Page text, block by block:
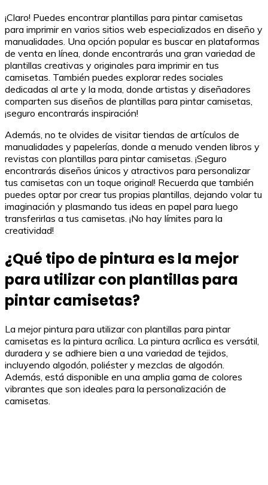
¡Claro! Puedes encontrar plantillas para pintar camisetas
para imprimir en varios sitios web especializados en diseño y
manualidades. Una opción popular es buscar en plataformas
de venta en línea, donde encontrarás una gran variedad de
plantillas creativas y originales para imprimir en tus
camisetas. También puedes explorar redes sociales
dedicadas al arte y la moda, donde artistas y diseñadores
comparten sus diseños de plantillas para pintar camisetas,
¡seguro encontrarás inspiración!
Además, no te olvides de visitar tiendas de artículos de
manualidades y papelerías, donde a menudo venden libros y
revistas con plantillas para pintar camisetas. ¡Seguro
encontrarás diseños únicos y atractivos para personalizar
tus camisetas con un toque original! Recuerda que también
puedes optar por crear tus propias plantillas, dejando volar tu
imaginación y plasmando tus ideas en papel para luego
transferirlas a tus camisetas. ¡No hay límites para la
creatividad!
¿Qué tipo de pintura es la mejor
para utilizar con plantillas para
pintar camisetas?
La mejor pintura para utilizar con plantillas para pintar
camisetas es la pintura acrílica. La pintura acrílica es versátil,
duradera y se adhiere bien a una variedad de tejidos,
incluyendo algodón, poliéster y mezclas de algodón.
Además, está disponible en una amplia gama de colores
vibrantes que son ideales para la personalización de
camisetas.